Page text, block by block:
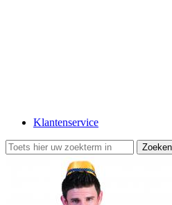
Klantenservice